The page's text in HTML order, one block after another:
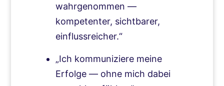
wahrgenommen —
kompetenter, sichtbarer,
einflussreicher.“
„Ich kommuniziere meine
Erfolge — ohne mich dabei